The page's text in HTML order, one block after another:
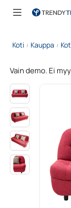
Koti / Kauppa /
Vain demo. Ei